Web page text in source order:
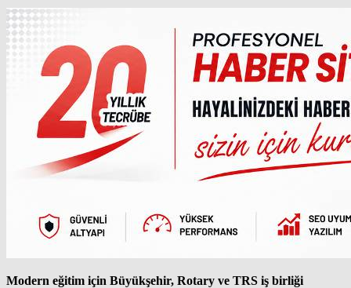
Modern eğitim için Büyükşehir, Rotary ve TRS iş birliği